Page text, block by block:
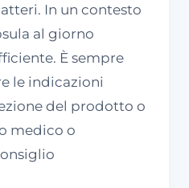
In un contesto
al giorno
È sempre
le indicazioni
del prodotto o
medico o